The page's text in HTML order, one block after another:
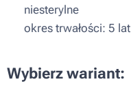
▪ niesterylne
▪ okres trwałości: 5 lat
Wybierz wariant: